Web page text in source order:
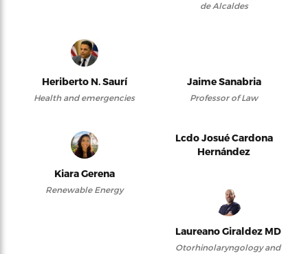
de Alcaldes
Heriberto N. Saurí
Health and emergencies
Jaime Sanabria
Professor of Law
Kiara Gerena
Renewable Energy
Lcdo Josué Cardona
Hernández
Laureano Giraldez MD
Otorhinolaryngology and